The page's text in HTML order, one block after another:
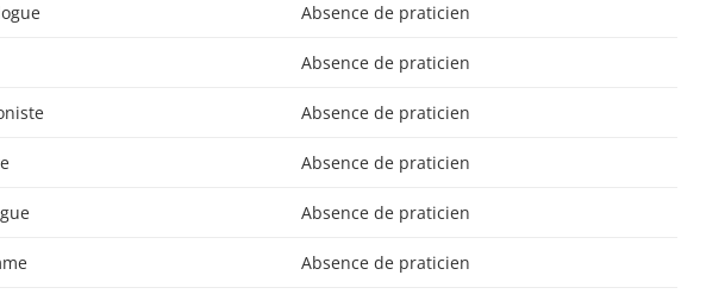
Absence de praticien
Absence de praticien
Absence de praticien
Absence de praticien
Absence de praticien
Absence de praticien